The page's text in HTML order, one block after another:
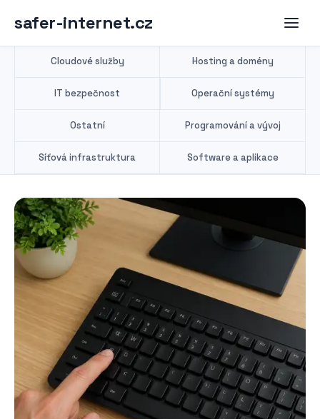
safer-internet.cz
Cloudové služby Hosting a domény
IT bezpečnost Operační systémy
Ostatní Programování a vývoj
Síťová infrastruktura Software a aplikace